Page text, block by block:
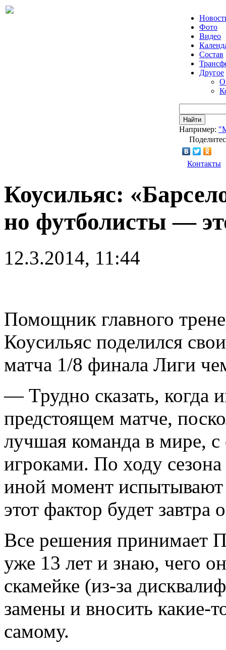
Фото
Видео
Состав
Другое
О
Найти
Например:
Контакты
Коусильяс:
но футболисты —
12.3.2014, 11:44
Помощник главного
Коусильяс поделился
матча 1/8 финала Лиги
— Трудно сказать, когда
предстоящем матче,
лучшая команда в мире,
игроками. По ходу
иной момент
этот фактор будет
Все решения принимает
уже 13 лет и знаю, чего
скамейке (из-за
замены и вносить какие-
самому.